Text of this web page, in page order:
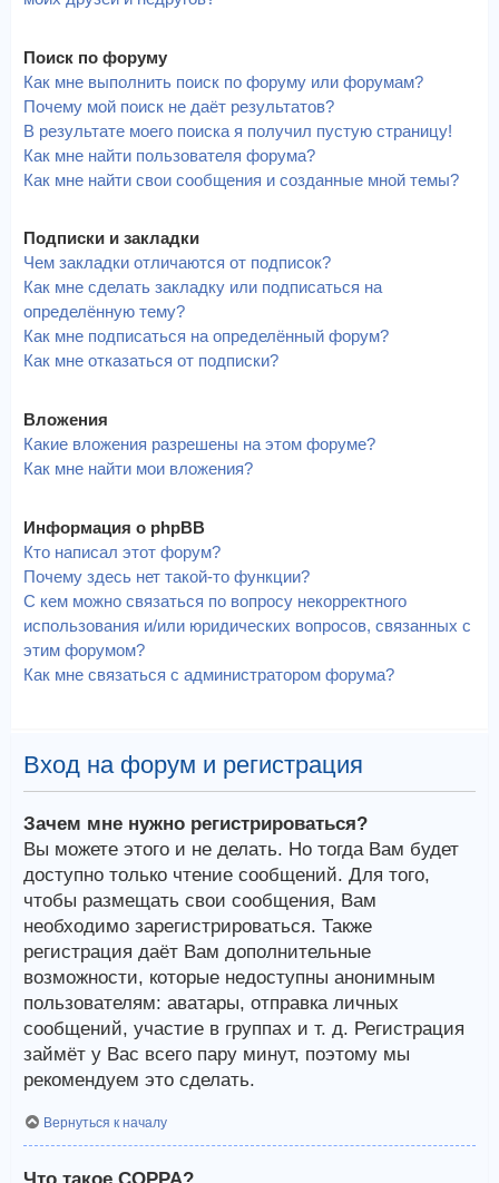
Поиск по форуму
Как мне выполнить поиск по форуму или форумам?
Почему мой поиск не даёт результатов?
В результате моего поиска я получил пустую страницу!
Как мне найти пользователя форума?
Как мне найти свои сообщения и созданные мной темы?
Подписки и закладки
Чем закладки отличаются от подписок?
Как мне сделать закладку или подписаться на
определённую тему?
Как мне подписаться на определённый форум?
Как мне отказаться от подписки?
Вложения
Какие вложения разрешены на этом форуме?
Как мне найти мои вложения?
Информация о phpBB
Кто написал этот форум?
Почему здесь нет такой-то функции?
С кем можно связаться по вопросу некорректного
использования и/или юридических вопросов, связанных с
этим форумом?
Как мне связаться с администратором форума?
Вход на форум и регистрация
Зачем мне нужно регистрироваться?
Вы можете этого и не делать. Но тогда Вам будет
доступно только чтение сообщений. Для того,
чтобы размещать свои сообщения, Вам
необходимо зарегистрироваться. Также
регистрация даёт Вам дополнительные
возможности, которые недоступны анонимным
пользователям: аватары, отправка личных
сообщений, участие в группах и т. д. Регистрация
займёт у Вас всего пару минут, поэтому мы
рекомендуем это сделать.
Вернуться к началу